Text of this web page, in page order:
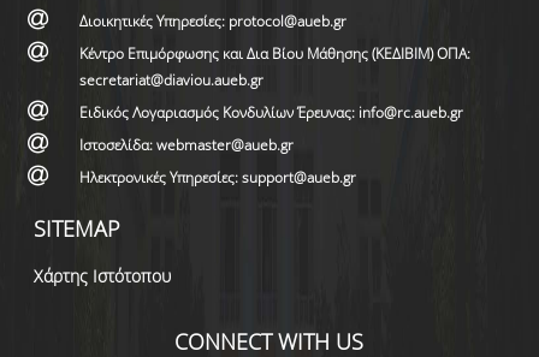
Διοικητικές Υπηρεσίες: protocol@aueb.gr
Κέντρο Επιμόρφωσης και Δια Βίου Μάθησης (ΚΕΔΙΒΙΜ) ΟΠΑ:
secretariat@diaviou.aueb.gr
Ειδικός Λογαριασμός Κονδυλίων Έρευνας: info@rc.aueb.gr
Ιστοσελίδα: webmaster@aueb.gr
Ηλεκτρονικές Υπηρεσίες: support@aueb.gr
SITEMAP
Χάρτης Ιστότοπου
CONNECT WITH US